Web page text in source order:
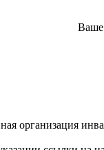
организация